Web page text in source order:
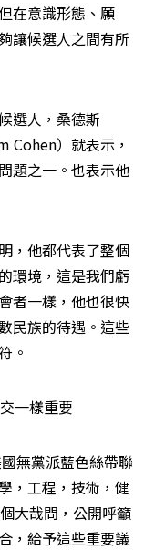
在意識形態、願
讓候選人之間有所
選人，桑德斯
Cohen）就表示，
題之一。也表示他
，他都代表了整個
環境，這是我們虧
者一樣，他也很快
民族的待遇。這些
。
一樣重要
無黨派藍色絲帶聯
，工程，技術，健
大哉問，公開呼籲
，給予這些重要議